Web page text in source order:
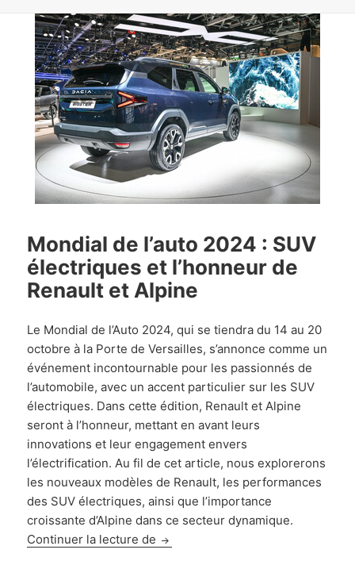
Mondial de l’auto 2024 : SUV
électriques et l’honneur de
Renault et Alpine
Le Mondial de l’Auto 2024, qui se tiendra du 14 au 20
octobre à la Porte de Versailles, s’annonce comme un
événement incontournable pour les passionnés de
l’automobile, avec un accent particulier sur les SUV
électriques. Dans cette édition, Renault et Alpine
seront à l’honneur, mettant en avant leurs
innovations et leur engagement envers
l’électrification. Au fil de cet article, nous explorerons
les nouveaux modèles de Renault, les performances
des SUV électriques, ainsi que l’importance
croissante d’Alpine dans ce secteur dynamique.
Continuer la lecture de Mondial de l’auto 2024 : SUV